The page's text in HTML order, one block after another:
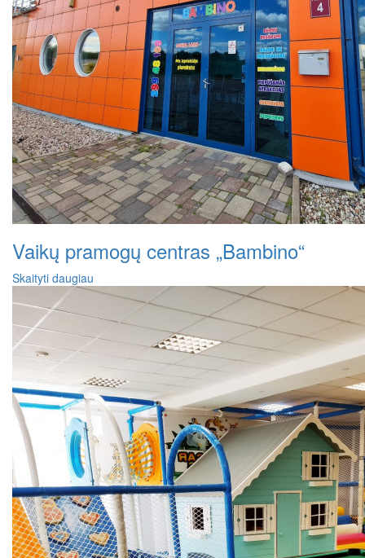
Vaikų pramogų centras „Bambino“
Skaityti daugiau